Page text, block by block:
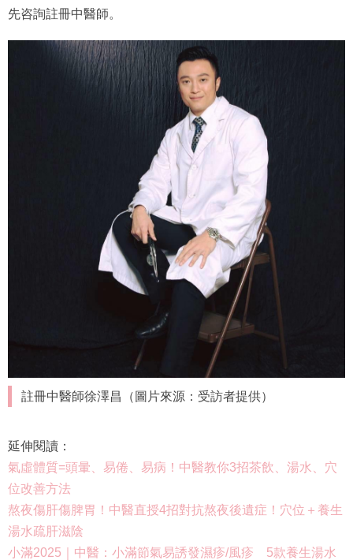
先咨詢註冊中醫師。
註冊中醫師徐澤昌（圖片來源：受訪者提供）
延伸閱讀：
氣虛體質=頭暈、易倦、易病！中醫教你3招茶飲、湯水、穴
位改善方法
熬夜傷肝傷脾胃！中醫直授4招對抗熬夜後遺症！穴位＋養生
湯水疏肝滋陰
小滿2025｜中醫：小滿節氣易誘發濕疹/風疹 5款養生湯水